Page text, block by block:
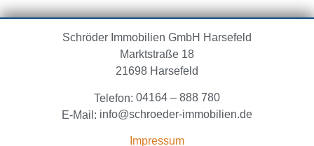
Schröder Immobilien GmbH Harsefeld
Marktstraße 18
21698 Harsefeld
Telefon: 04164 – 888 780
E-Mail: info@schroeder-immobilien.de
Impressum